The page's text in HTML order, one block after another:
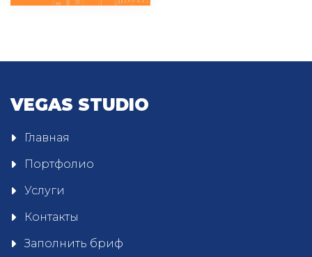
VEGAS STUDIO
Главная
Портфолио
Услуги
Контакты
Заполнить бриф